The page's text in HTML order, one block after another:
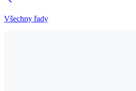
Všechny řady